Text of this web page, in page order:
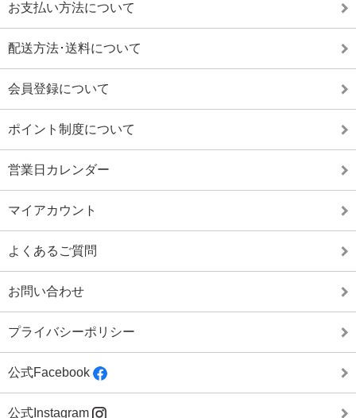
お支払い方法について
配送方法･送料について
会員登録について
ポイント制度について
営業日カレンダー
マイアカウント
よくあるご質問
お問い合わせ
プライバシーポリシー
公式Facebook
公式Instagram